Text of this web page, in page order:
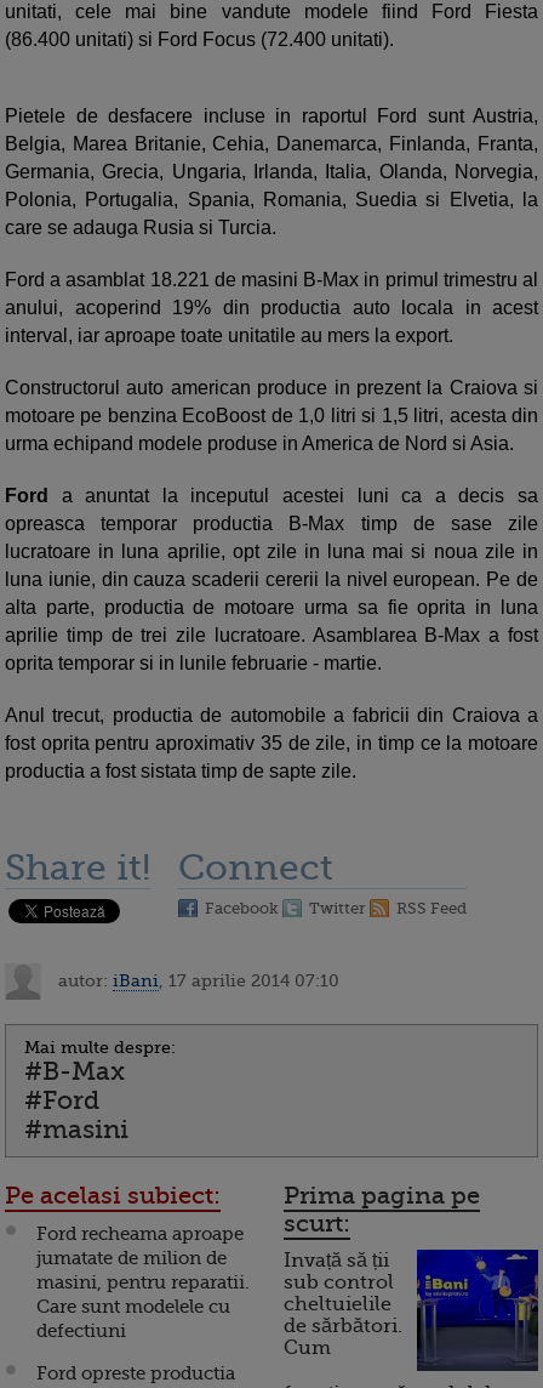
unitati, cele mai bine vandute modele fiind Ford Fiesta
(86.400 unitati) si Ford Focus (72.400 unitati).
Pietele de desfacere incluse in raportul Ford sunt Austria,
Belgia, Marea Britanie, Cehia, Danemarca, Finlanda, Franta,
Germania, Grecia, Ungaria, Irlanda, Italia, Olanda, Norvegia,
Polonia, Portugalia, Spania, Romania, Suedia si Elvetia, la
care se adauga Rusia si Turcia.
Ford a asamblat 18.221 de masini B-Max in primul trimestru al
anului, acoperind 19% din productia auto locala in acest
interval, iar aproape toate unitatile au mers la export.
Constructorul auto american produce in prezent la Craiova si
motoare pe benzina EcoBoost de 1,0 litri si 1,5 litri, acesta din
urma echipand modele produse in America de Nord si Asia.
Ford a anuntat la inceputul acestei luni ca a decis sa
opreasca temporar productia B-Max timp de sase zile
lucratoare in luna aprilie, opt zile in luna mai si noua zile in
luna iunie, din cauza scaderii cererii la nivel european. Pe de
alta parte, productia de motoare urma sa fie oprita in luna
aprilie timp de trei zile lucratoare. Asamblarea B-Max a fost
oprita temporar si in lunile februarie - martie.
Anul trecut, productia de automobile a fabricii din Craiova a
fost oprita pentru aproximativ 35 de zile, in timp ce la motoare
productia a fost sistata timp de sapte zile.
Share it! Connect
Facebook Twitter RSS Feed
autor: iBani , 17 aprilie 2014 07:10
Mai multe despre:
#B-Max
#Ford
#masini
Pe acelasi subiect:
Ford recheama aproape
jumatate de milion de
masini, pentru reparatii.
Care sunt modelele cu
defectiuni
Ford opreste productia
Prima pagina pe
scurt:
Invață să ții
sub control
cheltuielile
de sărbători.
Cum